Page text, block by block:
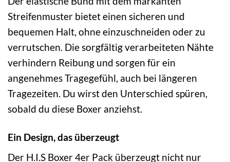
Streifenmuster bietet einen sicheren und
bequemen Halt, ohne einzuschneiden oder zu
verrutschen. Die sorgfältig verarbeiteten Nähte
verhindern Reibung und sorgen für ein
angenehmes Tragegefühl, auch bei längeren
Tragezeiten. Du wirst den Unterschied spüren,
sobald du diese Boxer anziehst.
Ein Design, das überzeugt
Der H.I.S Boxer 4er Pack überzeugt nicht nur